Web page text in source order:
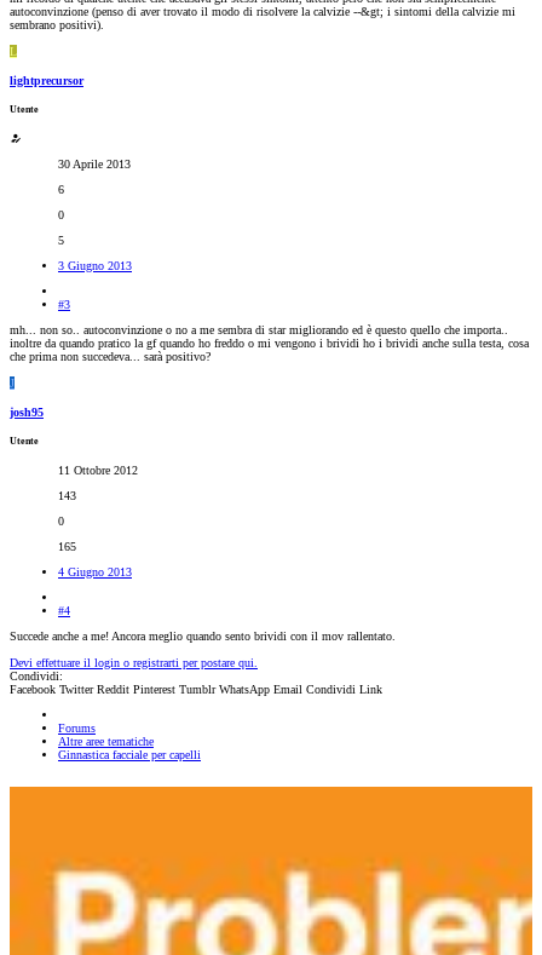
autoconvinzione (penso di aver trovato il modo di risolvere la calvizie --&gt; i sintomi della calvizie mi
sembrano positivi).
L
lightprecursor
Utente
30 Aprile 2013
6
0
5
3 Giugno 2013
#3
mh... non so.. autoconvinzione o no a me sembra di star migliorando ed è questo quello che importa..
inoltre da quando pratico la gf quando ho freddo o mi vengono i brividi ho i brividi anche sulla testa, cosa
che prima non succedeva... sarà positivo?
J
josh95
Utente
11 Ottobre 2012
143
0
165
4 Giugno 2013
#4
Succede anche a me! Ancora meglio quando sento brividi con il mov rallentato.
Devi effettuare il login o registrarti per postare qui.
Condividi:
Facebook Twitter Reddit Pinterest Tumblr WhatsApp Email Condividi Link
Forums
Altre aree tematiche
Ginnastica facciale per capelli